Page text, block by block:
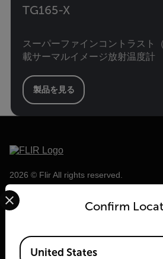
TG165-X
スーパーファインコントラスト
載サーマルイメージ放射温度計
製品を見る
2026 © Flir All rights reserved.
Confirm
Select your preferred country and
Available Locations
United States